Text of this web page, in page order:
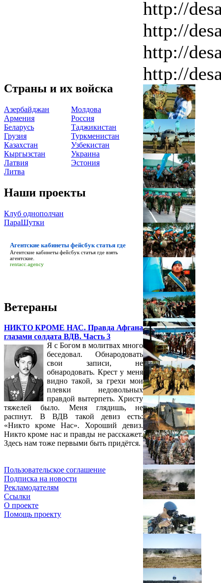
Страны и их войска
Азербайджан
Армения
Беларусь
Грузия
Казахстан
Кыргызстан
Латвия
Литва
Молдова
Россия
Таджикистан
Туркменистан
Узбекистан
Украина
Эстония
Наши проекты
Клуб однополчан
ПараШутки
Агентские кабинеты фейсбук статья где
Агентские кабинеты фейсбук статья гдевзять
агентские.
rentacc.agency
Ветераны
НИКТО КРОМЕ НАС. Правда Афгана
глазами солдата ВДВ. Часть 3
Я с Богом в молитвах много
беседовал. Обнародовать
свои записи, не
обнародовать. Крест у меня
видно такой, за грехи мои
плевки недовольных
правдой вытерпеть. Христу
тяжелей было. Меня глядишь, не
распнут. В ВДВ такой девиз есть:
«Никто кроме Нас». Хороший девиз.
Никто кроме нас и правды не расскажет.
Здесь нам тоже первыми быть придётся.
Пользовательское соглашение
Подписка на новости
Рекламодателям
Ссылки
О проекте
Помощь проекту
http://
http://
http://
http://